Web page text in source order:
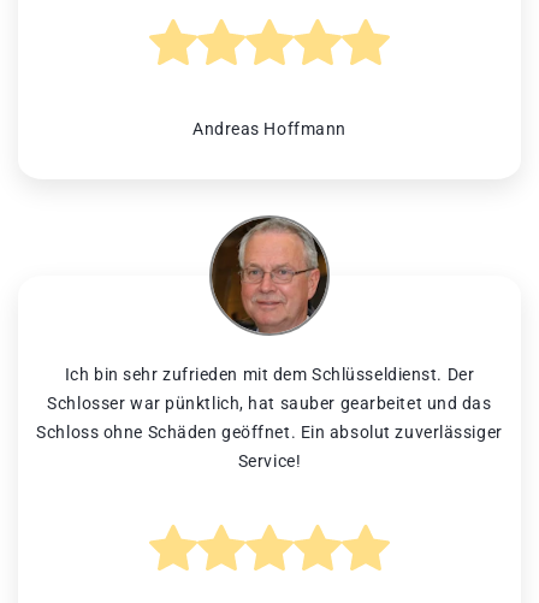
Andreas Hoffmann
Ich bin sehr zufrieden mit dem Schlüsseldienst. Der
Schlosser war pünktlich, hat sauber gearbeitet und das
Schloss ohne Schäden geöffnet. Ein absolut zuverlässiger
Service!